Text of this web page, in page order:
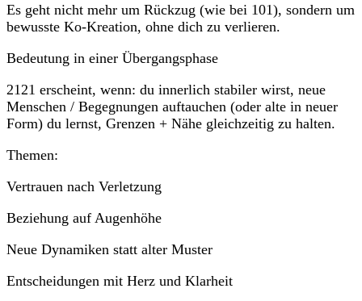
Es geht nicht mehr um Rückzug (wie bei 101), sondern um
bewusste Ko-Kreation, ohne dich zu verlieren.
Bedeutung in einer Übergangsphase
2121 erscheint, wenn: du innerlich stabiler wirst, neue
Menschen / Begegnungen auftauchen (oder alte in neuer
Form) du lernst, Grenzen + Nähe gleichzeitig zu halten.
Themen:
Vertrauen nach Verletzung
Beziehung auf Augenhöhe
Neue Dynamiken statt alter Muster
Entscheidungen mit Herz und Klarheit